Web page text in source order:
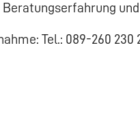
Tel.: 089-260 230